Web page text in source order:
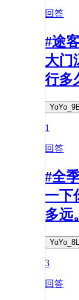
回答
#途
大门
行多
1
回答
#全
一下
多远。
3
回答